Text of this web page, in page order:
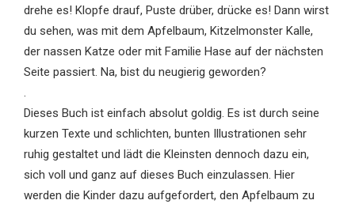
drehe es! Klopfe drauf, Puste drüber, drücke es! Dann wirst
du sehen, was mit dem Apfelbaum, Kitzelmonster Kalle,
der nassen Katze oder mit Familie Hase auf der nächsten
Seite passiert. Na, bist du neugierig geworden?
.
Dieses Buch ist einfach absolut goldig. Es ist durch seine
kurzen Texte und schlichten, bunten Illustrationen sehr
ruhig gestaltet und lädt die Kleinsten dennoch dazu ein,
sich voll und ganz auf dieses Buch einzulassen. Hier
werden die Kinder dazu aufgefordert, den Apfelbaum zu